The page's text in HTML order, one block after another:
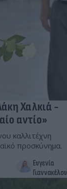
Χαλκιά -
αντίο»
καλλιτέχνη
προσκύνημα.
Ευγενία
Γιαννακέλου